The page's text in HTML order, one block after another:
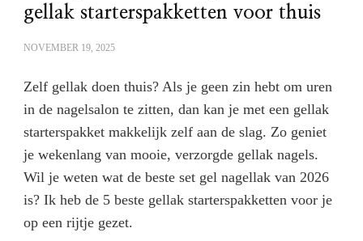
gellak starterspakketten voor thuis
NOVEMBER 19, 2025
Zelf gellak doen thuis? Als je geen zin hebt om uren
in de nagelsalon te zitten, dan kan je met een gellak
starterspakket makkelijk zelf aan de slag. Zo geniet
je wekenlang van mooie, verzorgde gellak nagels.
Wil je weten wat de beste set gel nagellak van 2026
is? Ik heb de 5 beste gellak starterspakketten voor je
op een rijtje gezet.